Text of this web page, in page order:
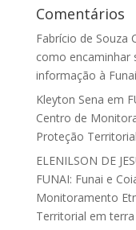
Comentários
Fabrício de Souza
como encaminhar
informação à Funai
Kleyton Sena em
Centro de
Proteção
ELENILSON DE
FUNAI: Funai e
Monitoramento
Territorial em